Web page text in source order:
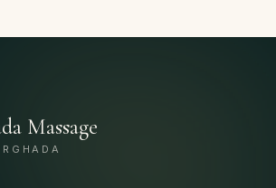
Massage